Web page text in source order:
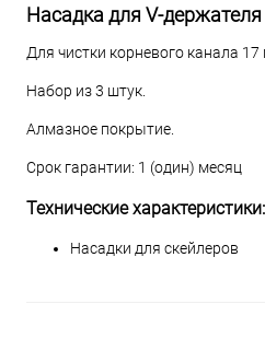
Насадка для V-держателя
Для чистки корневого канала 17
Набор из 3 штук.
Алмазное покрытие.
Срок гарантии: 1 (один) месяц
Технические характеристики:
Насадки для скейлеров